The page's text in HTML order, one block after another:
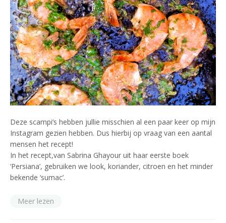
Deze scampi’s hebben jullie misschien al een paar keer op mijn
Instagram gezien hebben. Dus hierbij op vraag van een aantal
mensen het recept!
In het recept,van Sabrina Ghayour uit haar eerste boek
‘Persiana’, gebruiken we look, koriander, citroen en het minder
bekende ‘sumac’.
Meer lezen